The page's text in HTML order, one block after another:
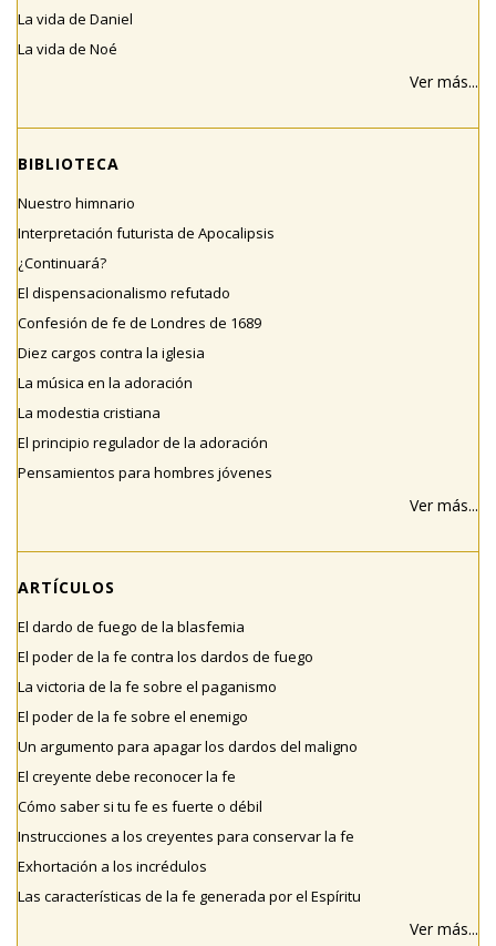
La vida de Daniel
La vida de Noé
Ver más...
BIBLIOTECA
Nuestro himnario
Interpretación futurista de Apocalipsis
¿Continuará?
El dispensacionalismo refutado
Confesión de fe de Londres de 1689
Diez cargos contra la iglesia
La música en la adoración
La modestia cristiana
El principio regulador de la adoración
Pensamientos para hombres jóvenes
Ver más...
ARTÍCULOS
El dardo de fuego de la blasfemia
El poder de la fe contra los dardos de fuego
La victoria de la fe sobre el paganismo
El poder de la fe sobre el enemigo
Un argumento para apagar los dardos del maligno
El creyente debe reconocer la fe
Cómo saber si tu fe es fuerte o débil
Instrucciones a los creyentes para conservar la fe
Exhortación a los incrédulos
Las características de la fe generada por el Espíritu
Ver más...